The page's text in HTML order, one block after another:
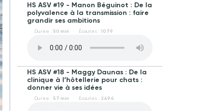
HS ASV #19 - Manon Béguinot : De la
polyvalence à la transmission : faire
grandir ses ambitions
Durée : 50 min Écoutes : 1079
HS ASV #18 - Maggy Daunas : De la
clinique à l’hôtellerie pour chats :
donner vie à ses idées
Durée : 57 min Écoutes : 2494